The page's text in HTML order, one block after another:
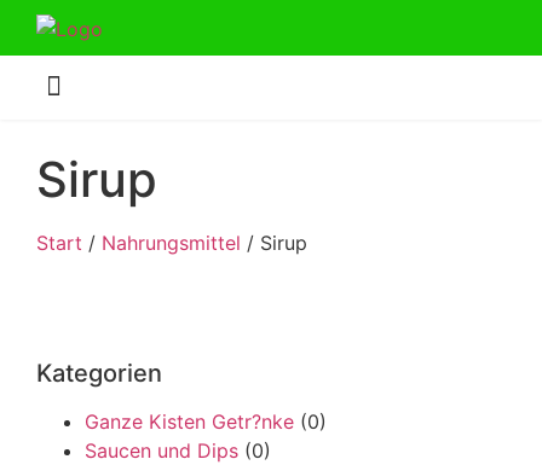
Sirup
Start / Nahrungsmittel / Sirup
Kategorien
Ganze Kisten Getr?nke (0)
Saucen und Dips (0)